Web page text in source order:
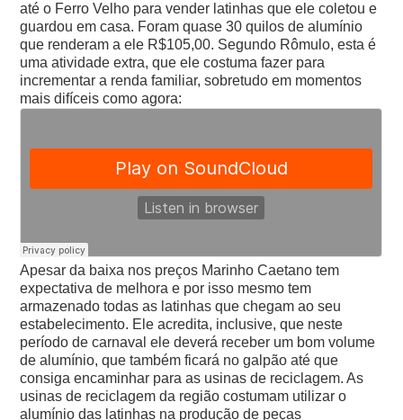
até o Ferro Velho para vender latinhas que ele coletou e
guardou em casa. Foram quase 30 quilos de alumínio
que renderam a ele R$105,00. Segundo Rômulo, esta é
uma atividade extra, que ele costuma fazer para
incrementar a renda familiar, sobretudo em momentos
mais difíceis como agora:
Apesar da baixa nos preços Marinho Caetano tem
expectativa de melhora e por isso mesmo tem
armazenado todas as latinhas que chegam ao seu
estabelecimento. Ele acredita, inclusive, que neste
período de carnaval ele deverá receber um bom volume
de alumínio, que também ficará no galpão até que
consiga encaminhar para as usinas de reciclagem. As
usinas de reciclagem da região costumam utilizar o
alumínio das latinhas na produção de peças